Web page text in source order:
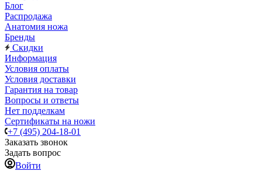
Блог
Распродажа
Анатомия ножа
Бренды
Скидки
Информация
Условия оплаты
Условия доставки
Гарантия на товар
Вопросы и ответы
Нет подделкам
Сертификаты на ножи
+7 (495) 204-18-01
Заказать звонок
Задать вопрос
Войти